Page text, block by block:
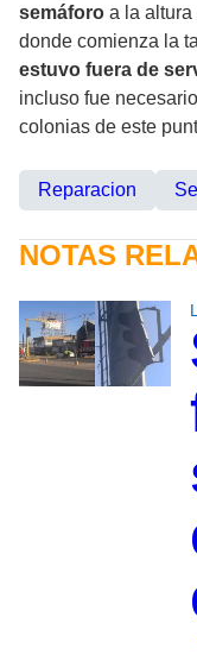
semáforo a la altura
donde comienza la
estuvo fuera de
incluso fue
colonias de este
Reparacion
NOTAS